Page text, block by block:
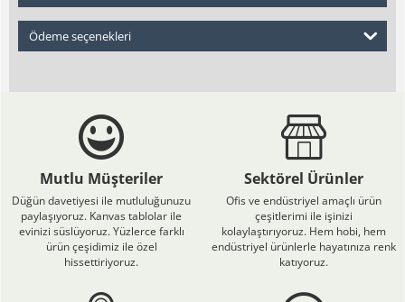
Ödeme seçenekleri
Mutlu Müşteriler
Düğün davetiyesi ile mutluluğunuzu
paylaşıyoruz. Kanvas tablolar ile
evinizi süslüyoruz. Yüzlerce farklı
ürün çeşidimiz ile özel
hissettiriyoruz.
Sektörel Ürünler
Ofis ve endüstriyel amaçlı ürün
çeşitlerimi ile işinizi
kolaylaştırıyoruz. Hem hobi, hem
endüstriyel ürünlerle hayatınıza renk
katıyoruz.